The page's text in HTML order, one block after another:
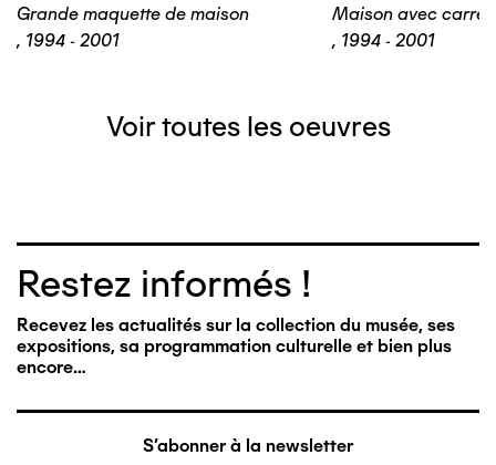
Grande maquette de maison
, 1994 - 2001
Maison avec
, 1994 - 2001
Voir toutes les oeuvres
Restez informés !
Recevez les actualités sur la collection du musée, ses
expositions, sa programmation culturelle et bien plus
encore…
S'abonner à la newsletter